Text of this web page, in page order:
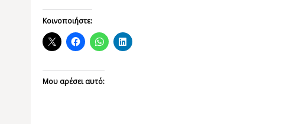
Κοινοποιήστε:
Μου αρέσει αυτό: